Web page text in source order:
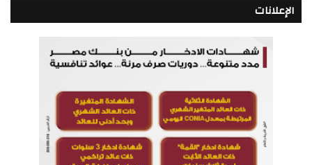
الإعلانات